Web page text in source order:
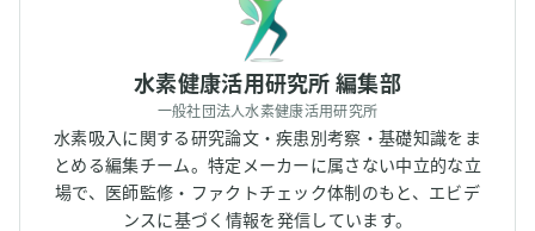
水素健康活用研究所 編集部
一般社団法人水素健康活用研究所
水素吸入に関する研究論文・疾患別考察・基礎知識をま
とめる編集チーム。特定メーカーに属さない中立的な立
場で、医師監修・ファクトチェック体制のもと、エビデ
ンスに基づく情報を発信しています。